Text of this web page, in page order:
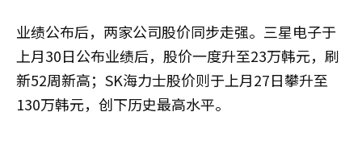
业绩公布后，两家公司股价同步走强。三星电子于
上月30日公布业绩后，股价一度升至23万韩元，刷
新52周新高；SK海力士股价则于上月27日攀升至
130万韩元，创下历史最高水平。